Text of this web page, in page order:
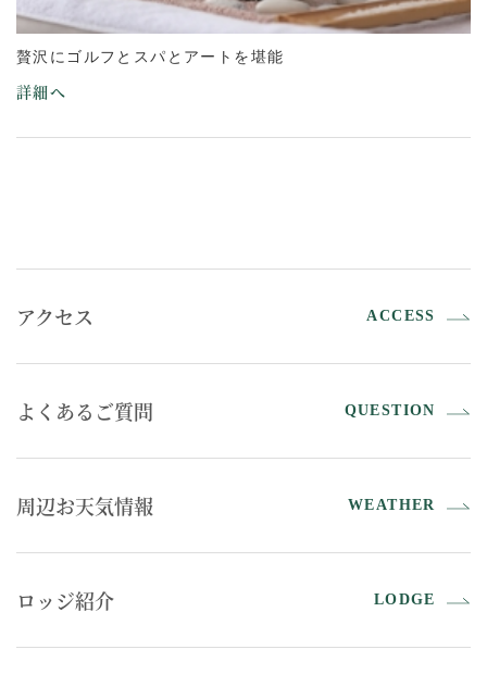
贅沢にゴルフとスパとアートを堪能
詳細へ
アクセス ACCESS
よくあるご質問 QUESTION
周辺お天気情報 WEATHER
ロッジ紹介 LODGE